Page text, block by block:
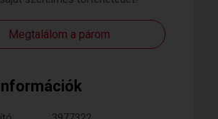
Megtalálom a párom